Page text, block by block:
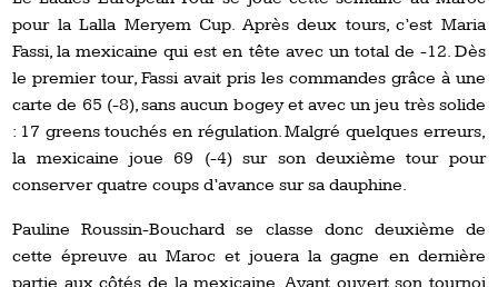
pour la Lalla Meryem Cup. Après deux tours, c’est Maria
Fassi, la mexicaine qui est en tête avec un total de -12. Dès
le premier tour, Fassi avait pris les commandes grâce à une
carte de 65 (-8), sans aucun bogey et avec un jeu très solide
: 17 greens touchés en régulation. Malgré quelques erreurs,
la mexicaine joue 69 (-4) sur son deuxième tour pour
conserver quatre coups d’avance sur sa dauphine.
Pauline Roussin-Bouchard se classe donc deuxième de
cette épreuve au Maroc et jouera la gagne en dernière
partie aux côtés de la mexicaine. Ayant ouvert son tournoi